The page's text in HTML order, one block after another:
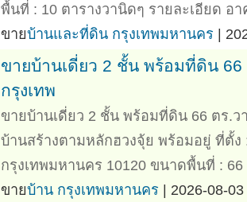
พื้นที่ : 10 ตารางวานิดๆ รายละเอียด อ
ขายบ้านและที่ดิน กรุงเทพมหานคร |
ขายบ้านเดี่ยว 2 ชั้น พร้อมที่ดิน
กรุงเทพ
ขายบ้านเดี่ยว 2 ชั้น พร้อมที่ดิน 66 ตร.ว
บ้านสร้างตามหลักฮวงจุ้ย พร้อมอยู่ ที่ตั้
กรุงเทพมหานคร 10120 ขนาดพื้นที่ : 66
ขายบ้าน กรุงเทพมหานคร | 2026-08-